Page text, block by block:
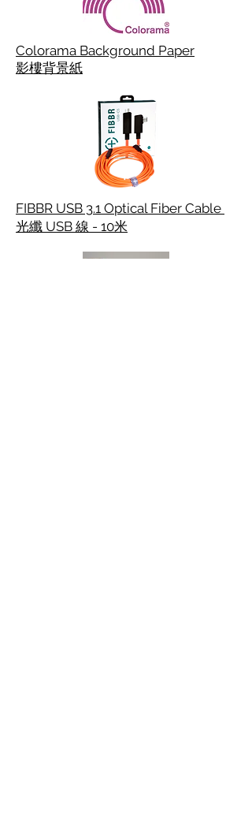
Colorama Background Paper
影樓背景紙
FIBBR USB 3.1 Optical Fiber Cable
光纖 USB 線 - 10米